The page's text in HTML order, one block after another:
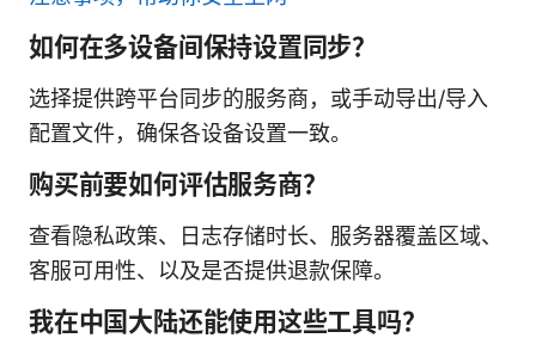
如何在多设备间保持设置同步？
选择提供跨平台同步的服务商，或手动导出/导入
配置文件，确保各设备设置一致。
购买前要如何评估服务商？
查看隐私政策、日志存储时长、服务器覆盖区域、
客服可用性、以及是否提供退款保障。
我在中国大陆还能使用这些工具吗？